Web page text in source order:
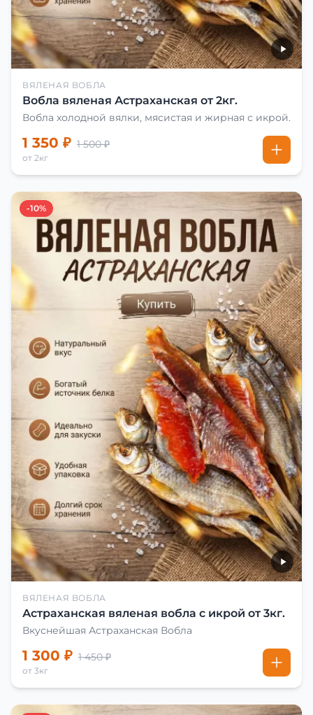
ВЯЛЕНАЯ ВОБЛА
Вобла вяленая Астраханская от 2кг.
Вобла холодной вялки, мясистая и жирная с икрой.
1 350 ₽ 1 500 ₽
от 2кг
-10%
ВЯЛЕНАЯ ВОБЛА
Астраханская вяленая вобла с икрой от 3кг.
Вкуснейшая Астраханская Вобла
1 300 ₽ 1 450 ₽
от 3кг